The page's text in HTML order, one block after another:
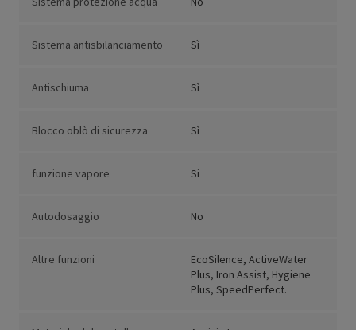
Sistema antisbilanciamento Sì
Antischiuma Sì
Blocco oblò di sicurezza Sì
funzione vapore Si
Autodosaggio No
Altre funzioni
EcoSilence, ActiveWater
Plus, Iron Assist, Hygiene
Plus, SpeedPerfect.